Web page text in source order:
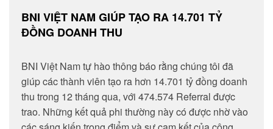
BNI VIỆT NAM GIÚP TẠO RA 14.701 TỶ
ĐỒNG DOANH THU
BNI Việt Nam tự hào thông báo rằng chúng tôi đã
giúp các thành viên tạo ra hơn 14.701 tỷ đồng doanh
thu trong 12 tháng qua, với 474.574 Referral được
trao. Những kết quả phi thường này có được nhờ vào